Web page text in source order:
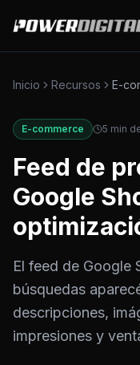
Inicio Recursos E-
E-commerce 5 min
Feed de
Google
El feed de Google
búsquedas
descripciones,
impresiones y